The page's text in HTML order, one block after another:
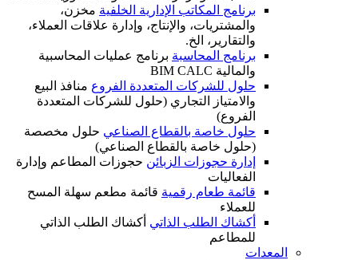
برنامج المكاتب الإدارية الخلفية مخزن،
والمشتريات، والإنتاج، وإدارة علاقات العملاء،
والتقارير، الخ.
برنامج المحاسبة برنامج عمليات المحاسبية
والمالية BIM CALC
حلول للشركات المتعددة الفروع منافذ البيع
والامتياز التجاري (حلول للشركات المتعددة
الفروع)
حلول خاصة بالقطاع الصناعي حلول مخصصة
(حلول خاصة بالقطاع الصناعي)
إدارة حجوزات الزبائن حجوزات المطاعم وإدارة
الفعاليات
قائمة طعام رقمية قائمة مطعم سهلة المسح
للعملاء
أكشاك الطلب الذاتي أكشاك الطلب الذاتي
للمطاعم
المعدات